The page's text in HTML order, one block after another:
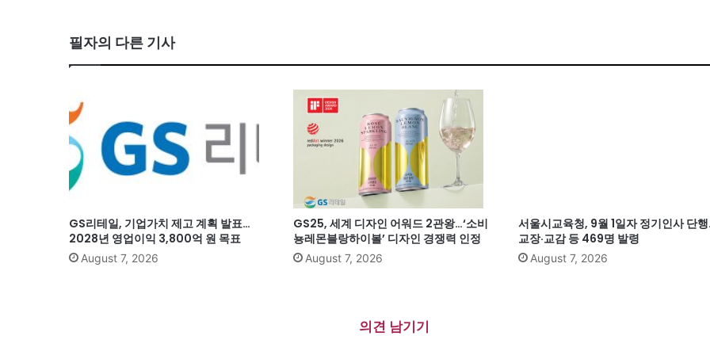
필자의 다른 기사
GS리테일, 기업가치 제고 계획 발표…
2028년 영업이익 3,800억 원 목표
August 7, 2026
GS25, 세계 디자인 어워드 2관왕…‘소비
뇽레몬블랑하이볼’ 디자인 경쟁력 인정
August 7, 2026
서울시교육청, 9월 1일자 정기인사 단
교장·교감 등 469명 발령
August 7, 2026
의견 남기기